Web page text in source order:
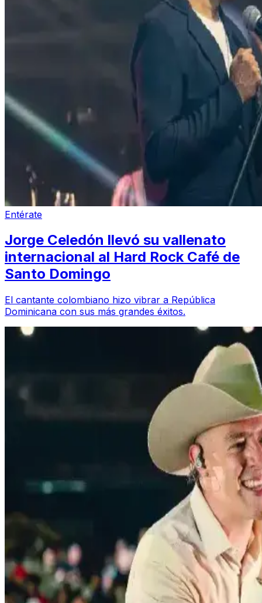
Entérate
Jorge Celedón llevó su vallenato
internacional al Hard Rock Café de
Santo Domingo
El cantante colombiano hizo vibrar a República
Dominicana con sus más grandes éxitos.